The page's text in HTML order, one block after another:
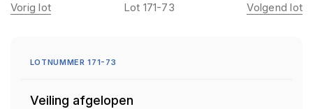
Vorig lot Lot 171-73 Volgend lot
LOTNUMMER 171-73
Veiling afgelopen